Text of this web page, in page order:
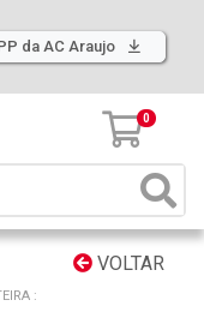
da AC Araujo
0
VOLTAR
: